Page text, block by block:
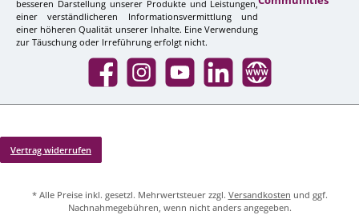
besseren Darstellung unserer Produkte und Leistungen,
einer verständlicheren Informationsvermittlung und
einer höheren Qualität unserer Inhalte. Eine Verwendung
zur Täuschung oder Irreführung erfolgt nicht.
Facebook InstagramYouTube LinkedIn Website
Vertrag widerrufen
* Alle Preise inkl. gesetzl. Mehrwertsteuer zzgl. Versandkosten und ggf.
Nachnahmegebühren, wenn nicht anders angegeben.